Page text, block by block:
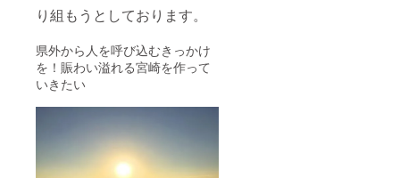
り組もうとしております。
県外から人を呼び込むきっかけ
を！賑わい溢れる宮崎を作って
いきたい